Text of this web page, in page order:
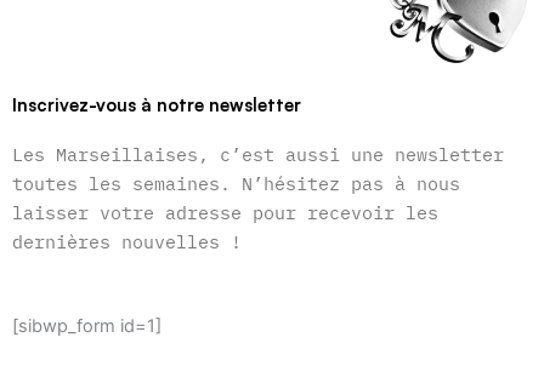
Inscrivez-vous à notre newsletter
Les Marseillaises, c’est aussi une newsletter
toutes les semaines. N’hésitez pas à nous
laisser votre adresse pour recevoir les
dernières nouvelles !
[sibwp_form id=1]